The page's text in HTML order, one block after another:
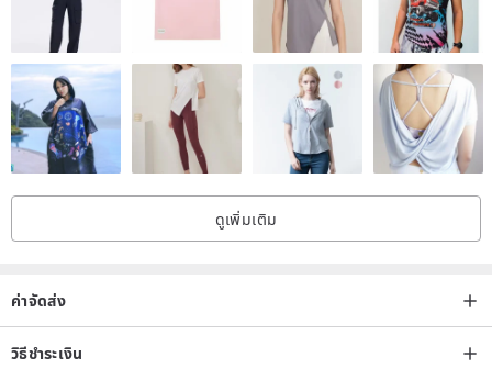
ดูเพิ่มเติม
ค่าจัดส่ง
วิธีชำระเงิน